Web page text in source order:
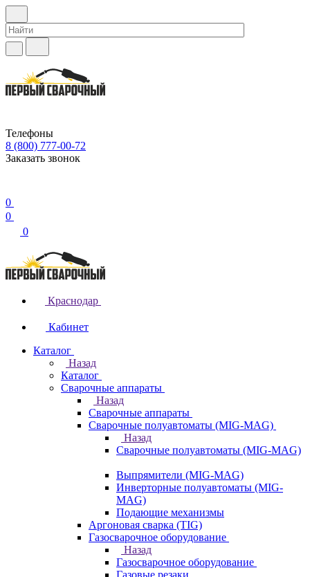
Телефоны
8 (800) 777-00-72
Заказать звонок
0
0
0
Краснодар
Кабинет
Каталог
Назад
Каталог
Сварочные аппараты
Назад
Сварочные аппараты
Сварочные полуавтоматы (MIG-MAG)
Назад
Сварочные полуавтоматы (MIG-MAG)
Выпрямители (MIG-MAG)
Инверторные полуавтоматы (MIG-
MAG)
Подающие механизмы
Аргоновая сварка (TIG)
Газосварочное оборудование
Назад
Газосварочное оборудование
Газовые резаки